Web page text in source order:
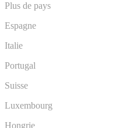
Plus de pays
Espagne
Italie
Portugal
Suisse
Luxembourg
Hongrie